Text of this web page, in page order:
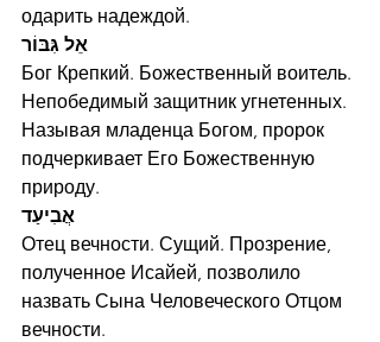
одарить надеждой.
אֵל גִּבּוֹר
Бог Крепкий. Божественный воитель.
Непобедимый защитник угнетенных.
Называя младенца Богом, пророк
подчеркивает Его Божественную
природу.
אֲבִיעַד
Отец вечности. Сущий. Прозрение,
полученное Исайей, позволило
назвать Сына Человеческого Отцом
вечности.